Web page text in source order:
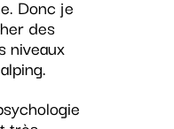
Donc je
des
niveaux